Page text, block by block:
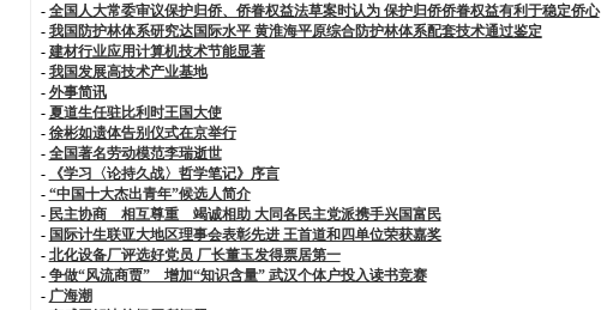
- 全国人大常委审议保护归侨、侨眷权益法草案时认为 保护归侨侨眷权益有利于稳定侨心
- 我国防护林体系研究达国际水平 黄淮海平原综合防护林体系配套技术通过鉴定
- 建材行业应用计算机技术节能显著
- 我国发展高技术产业基地
- 外事简讯
- 夏道生任驻比利时王国大使
- 徐彬如遗体告别仪式在京举行
- 全国著名劳动模范李瑞逝世
-
《学习〈论持久战〉哲学笔记》序言
- “中国十大杰出青年”候选人简介
- 民主协商 相互尊重 竭诚相助 大同各民主党派携手兴国富民
- 国际计生联亚大地区理事会表彰先进 王首道和四单位荣获嘉奖
- 北化设备厂评选好党员 厂长董玉发得票居第一
- 争做“风流商贾” 增加“知识含量” 武汉个体户投入读书竞赛
- 广海潮